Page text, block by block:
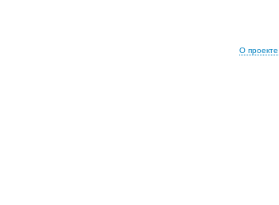
О проекте